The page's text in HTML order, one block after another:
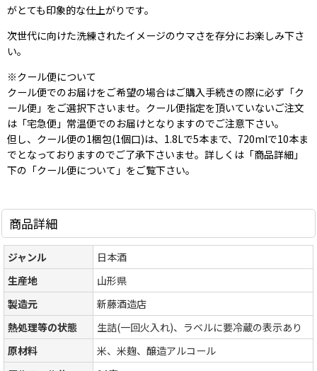
がとても印象的な仕上がりです。
次世代に向けた洗練されたイメージのウマさを存分にお楽しみ下さ
い。
※クール便について
クール便でのお届けをご希望の場合はご購入手続きの際に必ず「ク
ール便」をご選択下さいませ。クール便指定を頂いていないご注文
は「宅急便」常温便でのお届けとなりますのでご注意下さい。
但し、クール便の1梱包(1個口)は、1.8Lで5本まで、720mlで10本ま
でとなっておりますのでご了承下さいませ。詳しくは「商品詳細」
下の「クール便について」をご覧下さい。
商品詳細
ジャンル
日本酒
生産地
山形県
製造元
新藤酒造店
熱処理等の状態
生詰(一回火入れ)、ラベルに要冷蔵の表示あり
原材料
米、米麹、醸造アルコール